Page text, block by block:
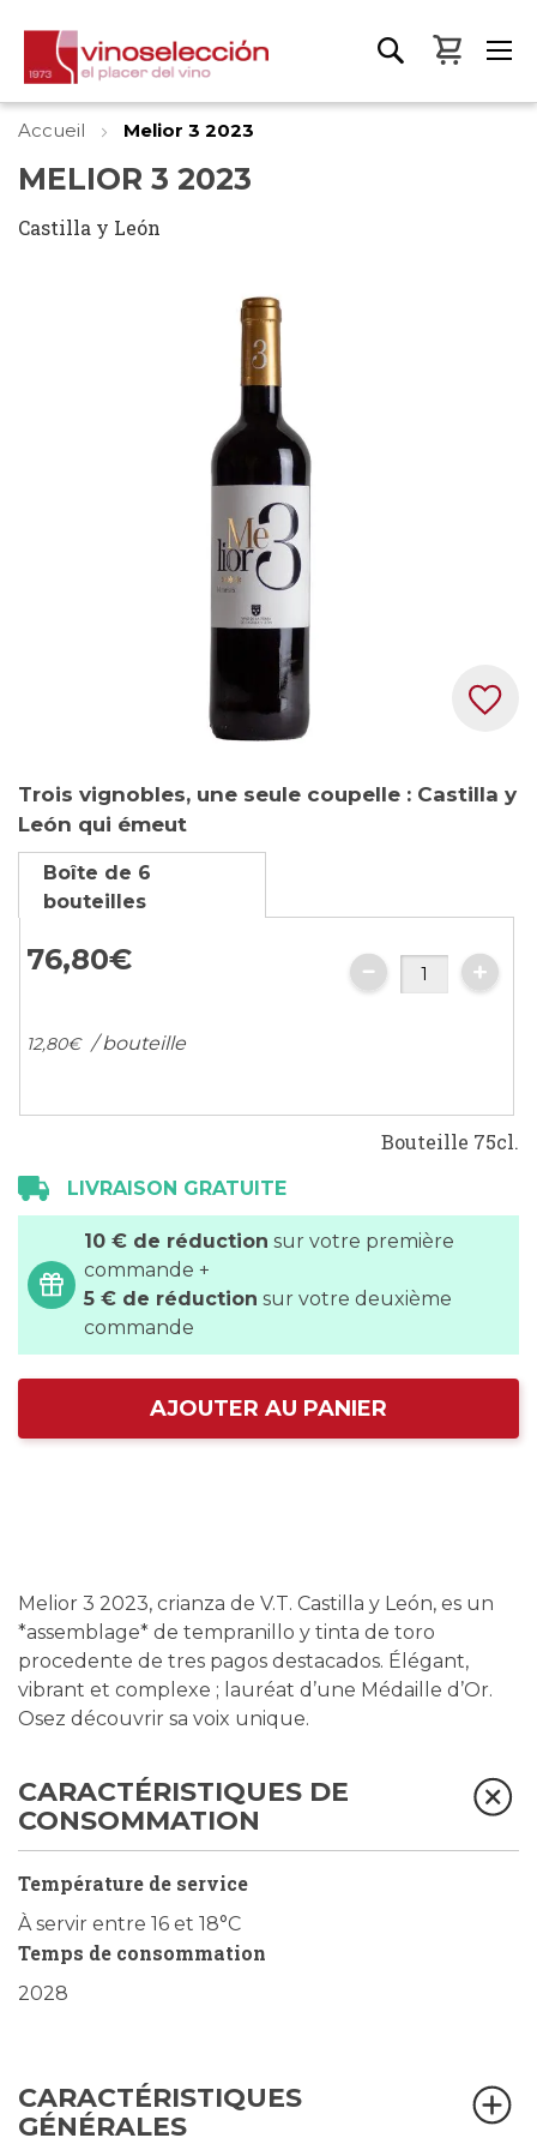
Mon
Accueil Melior 3 2023
MELIOR 3 2023
Castilla y León
to
the
beginning
the
images
gallery
Trois vignobles, une seule coupelle : Castilla y
León qui émeut
Boîte de 6
bouteilles
76,80€
12,80€ / bouteille
Bouteille 75cl.
LIVRAISON GRATUITE
10 € de réduction sur votre première
commande +
5 € de réduction sur votre deuxième
commande
AJOUTER AU PANIER
Melior 3 2023, crianza de V.T. Castilla y León, es un
*assemblage* de tempranillo y tinta de toro
procedente de tres pagos destacados. Élégant,
vibrant et complexe ; lauréat d’une Médaille d’Or.
Osez découvrir sa voix unique.
CARACTÉRISTIQUES DE
CONSOMMATION
Température de service
À servir entre 16 et 18°C
Temps de consommation
2028
CARACTÉRISTIQUES
GÉNÉRALES